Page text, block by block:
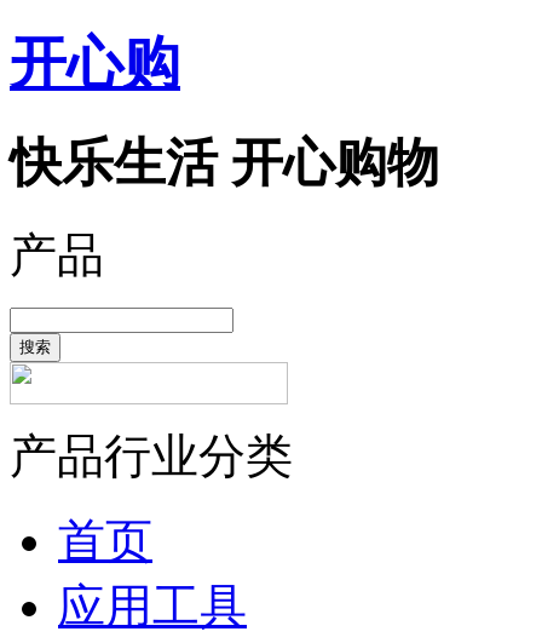
开心购
快乐生活 开心购物
产品
搜索
产品行业分类
首页
应用工具